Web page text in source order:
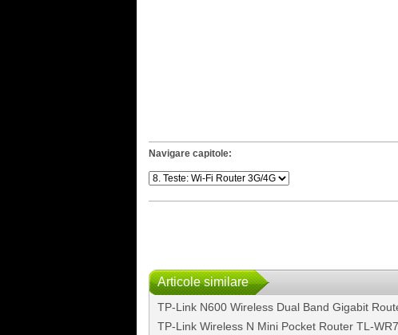
Navigare capitole:
Articole similare
TP-Link N600 Wireless Dual Band Gigabit
TP-Link Wireless N Mini Pocket Router TL-